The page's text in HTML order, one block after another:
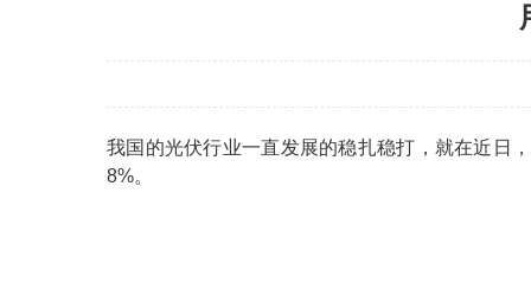
我国的光伏行业一直发展的稳扎稳打，就在近日
8%。